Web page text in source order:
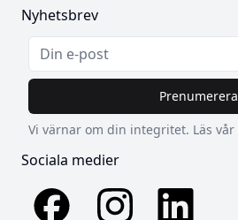
Nyhetsbrev
Prenumerera
Vi värnar om din integritet. Läs vår
Sociala medier